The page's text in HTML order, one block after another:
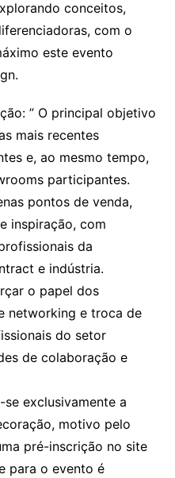
conceitos,
com o
este evento
” O principal objetivo
mais recentes
e, ao mesmo tempo,
participantes.
pontos de venda,
inspiração, com
da
e indústria.
o papel dos
networking e troca de
do setor
de colaboração e
exclusivamente a
motivo pelo
pré-inscrição no site
para o evento é